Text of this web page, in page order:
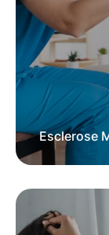
Esclerose